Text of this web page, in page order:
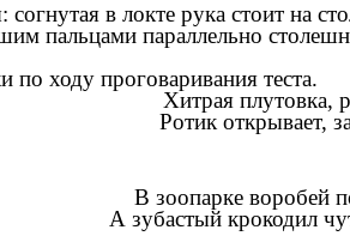
в локте рука стоит на
пальцами параллельно
ходу проговаривания теста.
Хитрая плутовка,
Ротик открывает,
В зоопарке воробей
А зубастый крокодил